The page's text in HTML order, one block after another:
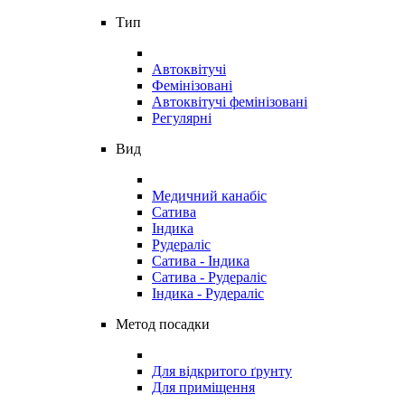
Тип
Автоквітучі
Фемінізовані
Автоквітучі фемінізовані
Регулярні
Вид
Медичний канабіс
Сатива
Індика
Рудераліс
Сатива - Індика
Сатива - Рудераліс
Індика - Рудераліс
Метод посадки
Для відкритого ґрунту
Для приміщення